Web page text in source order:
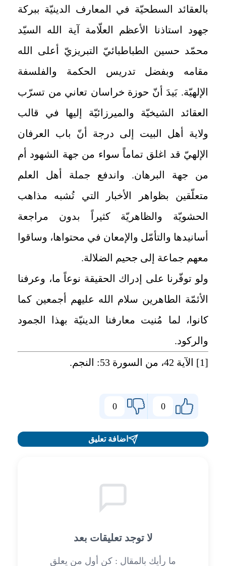
بالعقائد السطحيّة في المعارف الدينيّة ببركة
جهود استاذنا الأعظم العلّامة آية الله السيّد
محمّد حسين الطباطبائيّ التبريزيّ‏ أعلى الله
مقامه وبفضل تدريس الحكمة والفلسفة
الإلهيّة. بَيدَ أنّ حوزة خراسان تعاني من تسرّب
العقائد الشيخيّة والميرزائيّة إليها في قالب
ولاية أهل البيت إلى درجة أنّ باب العرفان
الإلهيّ قد اغلق تماماً سواء من جهة الشهود أم
من جهة البرهان. واندفع جملة أهل العلم
متعلّقين بظواهر الأخبار التي تُشبه مذاهب
الحشويّة والظاهريّة كثيراً بدون مراجعة
أسانيدها والتأمّل والإمعان في محتواها، وساقوا
معهم جماعة إلى جحيم الضلالة.
ولو توفّرنا على إدراك الحقيقة نوعاً ما، وعرفنا
الأئمّة الطاهرين سلام الله عليهم أجمعين كما
كانوا، لما مُنيت معارفنا الدينيّة بهذا الجمود
والركود.
[1]
الآية 42، من السورة 53: النجم.
0
0
اضافة تعليق
لا توجد تعليقات بعد
ما رأيك بالمقال : كن أول من يعلق